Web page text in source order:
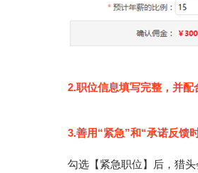
2.职位信息填写完整，并
3.善用“紧急”和“承诺反馈
勾选【紧急职位】后，猎